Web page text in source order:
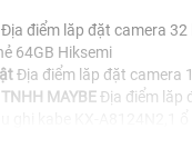
Địa điểm lăp đặt camera 32
64GB Hiksemi
Địa điểm lăp đặt camera
MAYBEĐịa điểm lăp